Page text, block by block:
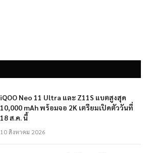
iQOO Neo 11 Ultra และ Z11S แบตสูงสุด
10,000 mAh พร้อมจอ 2K เตรียมเปิดตัววันที่
18 ส.ค. นี้
10 สิงหาคม 2026